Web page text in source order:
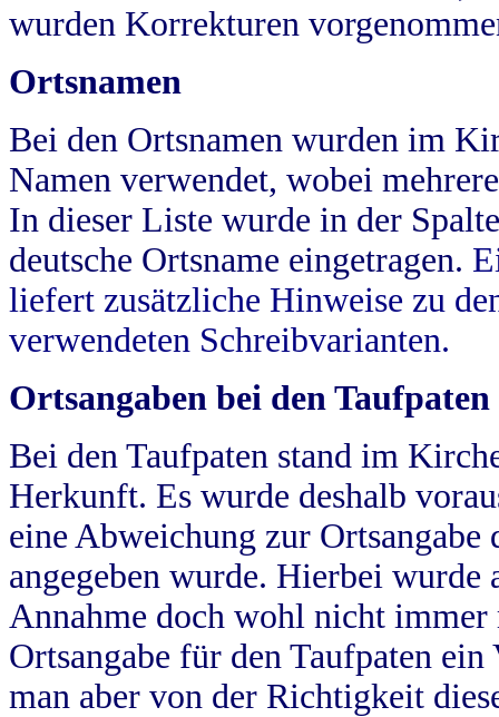
wurden Korrekturen
Ortsnamen
Bei den Ortsnamen wurden im
Namen verwendet, wobei
In dieser Liste wurde in der
deutsche Ortsname eingetragen.
liefert zusätzliche Hinweise zu
verwendeten Schreibvarianten.
Ortsangaben bei den Taufpaten
Bei den Taufpaten stand im
Herkunft. Es wurde deshalb
eine Abweichung zur
angegeben wurde. Hierbei wurde
Annahme doch wohl nicht
Ortsangabe für den Taufpaten
man aber von der Richtigkeit